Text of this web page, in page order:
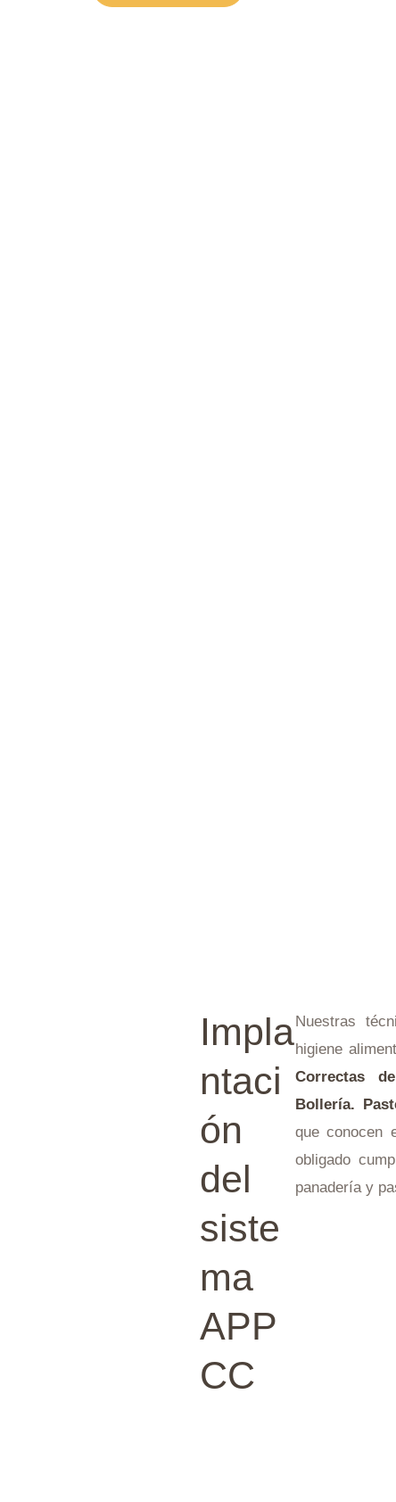
Impla
ntaci
ón
del
siste
ma
APP
CC
Nuestras
higiene
Correctas
Bollería.
que conocen
obligado
panadería y